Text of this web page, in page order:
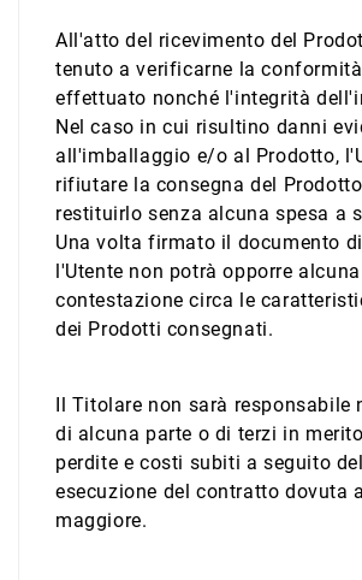
All'atto del ricevimento del
tenuto a verificarne la
effettuato nonché l'integrità
Nel caso in cui risultino danni
all'imballaggio e/o al Prodotto,
rifiutare la consegna del
restituirlo senza alcuna spesa a
Una volta firmato il documento
l'Utente non potrà opporre alcuna
contestazione circa le
dei Prodotti consegnati.
Il Titolare non sarà responsabile
di alcuna parte o di terzi in
perdite e costi subiti a seguito
esecuzione del contratto dovuta
maggiore.